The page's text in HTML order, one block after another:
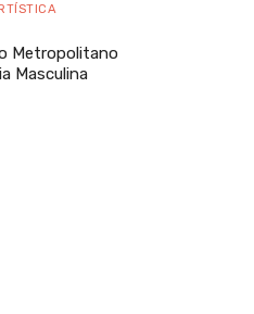
Metropolitano
Masculina